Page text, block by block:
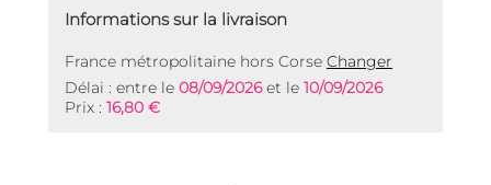
Informations sur la livraison
France métropolitaine hors Corse Changer
Délai : entre le 08/09/2026et le 10/09/2026
Prix : 16,80 €